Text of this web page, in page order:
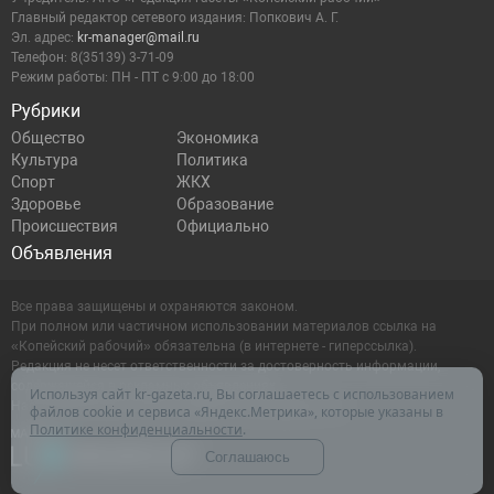
Рубрики
Общество
Экономика
Культура
Политика
Спорт
ЖКХ
Здоровье
Образование
Происшествия
Официально
Объявления
Главный редактор сетевого издания: Попкович А. Г.
Эл. адрес: kr-manager@mail.ru
Телефон: 8(35139) 3-71-09
Режим работы: ПН - ПТ с 9:00 до 18:00
Все права защищены и охраняются законом.
При полном или частичном использовании материалов ссылка на
«Копейский рабочий» обязательна (в интернете - гиперссылка).
Редакция не несет ответственности за достоверность информации,
содержащейся в рекламных объявлениях.
Настоящий ресурс может содержать материалы 16+
Используя сайт kr-gazeta.ru, Вы соглашаетесь с использованием
файлов cookie и сервиса «Яндекс.Метрика», которые указаны в
Политике конфиденциальности.
Соглашаюсь